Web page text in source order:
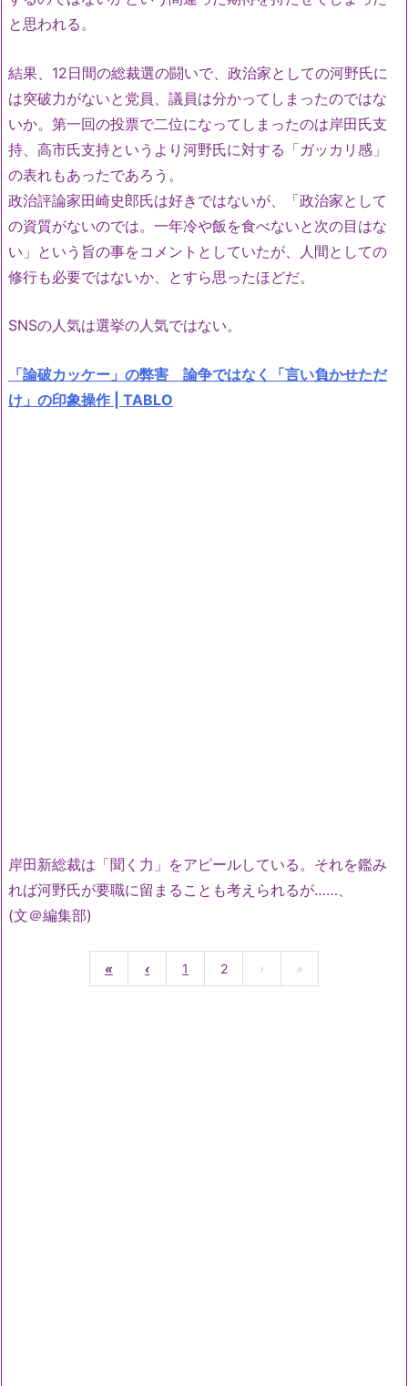
と思われる。
結果、12日間の総裁選の闘いで、政治家としての河野氏に
は突破力がないと党員、議員は分かってしまったのではな
いか。第一回の投票で二位になってしまったのは岸田氏支
持、高市氏支持というより河野氏に対する「ガッカリ感」
の表れもあったであろう。
政治評論家田崎史郎氏は好きではないが、「政治家として
の資質がないのでは。一年冷や飯を食べないと次の目はな
い」という旨の事をコメントとしていたが、人間としての
修行も必要ではないか、とすら思ったほどだ。
SNSの人気は選挙の人気ではない。
「論破カッケー」の弊害 論争ではなく「言い負かせただ
け」の印象操作 | TABLO
岸田新総裁は「聞く力」をアピールしている。それを鑑み
れば河野氏が要職に留まることも考えられるが……、
(文＠編集部)
« ‹ 1 2 › »